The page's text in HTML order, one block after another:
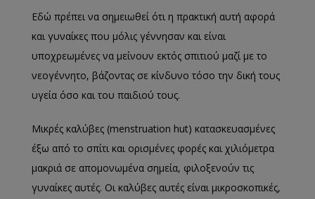
Εδώ πρέπει να σημειωθεί ότι η πρακτική αυτή αφορά
και γυναίκες που μόλις γέννησαν και είναι
υποχρεωμένες να μείνουν εκτός σπιτιού μαζί με το
νεογέννητο, βάζοντας σε κίνδυνο τόσο την δική τους
υγεία όσο και του παιδιού τους.
Μικρές καλύβες (menstruation hut) κατασκευασμένες
έξω από το σπίτι και ορισμένες φορές και χιλιόμετρα
μακριά σε απομονωμένα σημεία, φιλοξενούν τις
γυναίκες αυτές. Οι καλύβες αυτές είναι μικροσκοπικές,